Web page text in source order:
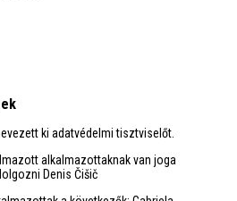
ki adatvédelmi tisztviselőt.
alkalmazottaknak van joga
Denis Čišič